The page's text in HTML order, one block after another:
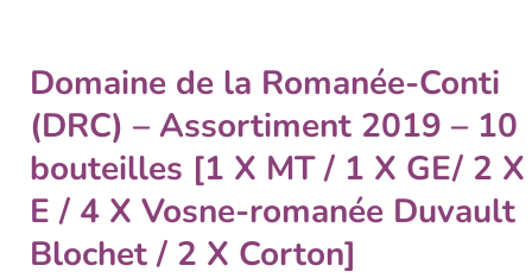
Domaine de la Romanée-Conti
(DRC) – Assortiment 2019 – 10
bouteilles [1 X MT / 1 X GE/ 2 X
E / 4 X Vosne-romanée Duvault
Blochet / 2 X Corton]